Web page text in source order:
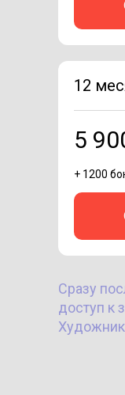
12
+ 1200
5
Сразу
доступ к